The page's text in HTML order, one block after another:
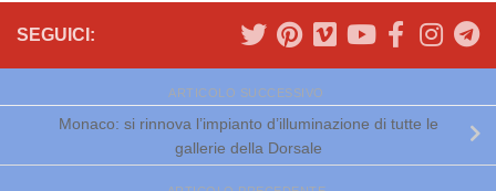
SEGUICI:
ARTICOLO SUCCESSIVO
Monaco: si rinnova l’impianto d’illuminazione di tutte le
gallerie della Dorsale